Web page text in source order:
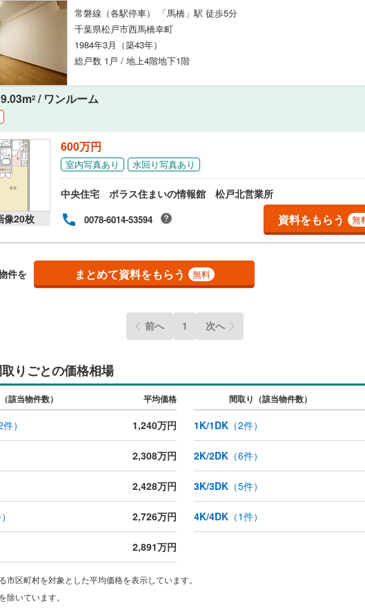
常磐線（各駅停車） 「馬橋」駅 徒歩5分
千葉県松戸市西馬橋幸町
1984年3月（築43年）
総戸数 1戸 / 地上4階地下1階
2 / ワンルーム
像20枚
600万円
室内写真あり 水回り写真あり
中央住宅 ポラス住まいの情報館 松戸北営業所
0078-6014-53594 資料をもらう 無
件を まとめて資料をもらう 無料
前へ 1 次へ
りごとの価格相場
該当物件数） 平均価格 間取り（該当物件数）
件） 1,240万円 1K/1DK（2件）
2,308万円 2K/2DK（6件）
2,428万円 3K/3DK（5件）
2,726万円 4K/4DK（1件）
2,891万円
市区町村を対象とした平均価格を表示しています。
除いています。
床暖房 （0）
間取り、居室全体
バリアフリー住宅（0）
リビングダイニング15畳以上
（0）
キッチン
独立型キッチン （1 対面キッチン （ 0）
浴室
浴室乾燥機あり（1）
収納
ウォークインクローゼット
販売、価格、契約、入居関連など
即入居可能（1）
オンライン内見(相談)可